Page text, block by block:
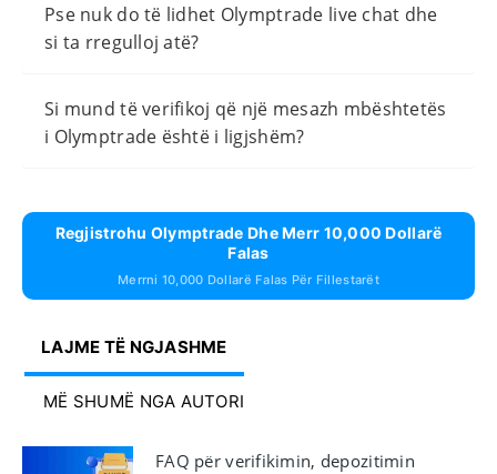
Pse nuk do të lidhet Olymptrade live chat dhe
si ta rregulloj atë?
Si mund të verifikoj që një mesazh mbështetës
i Olymptrade është i ligjshëm?
Regjistrohu Olymptrade Dhe Merr 10,000 Dollarë
Falas
Merrni 10,000 Dollarë Falas Për Fillestarët
LAJME TË NGJASHME
MË SHUMË NGA AUTORI
FAQ për verifikimin, depozitimin